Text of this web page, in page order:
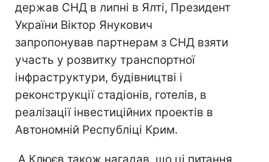
держав СНД в липні в Ялті, Президент
України Віктор Янукович
запропонував партнерам з СНД взяти
участь у розвитку транспортної
інфраструктури, будівництві і
реконструкції стадіонів, готелів, в
реалізації інвестиційних проектів в
Автономній Республіці Крим.